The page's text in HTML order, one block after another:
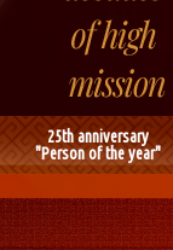
25th anniversary
"Person of the year"